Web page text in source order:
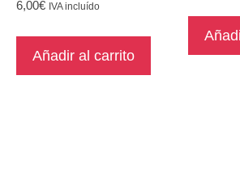
6,00€ IVA incluído
Añadir al carrito